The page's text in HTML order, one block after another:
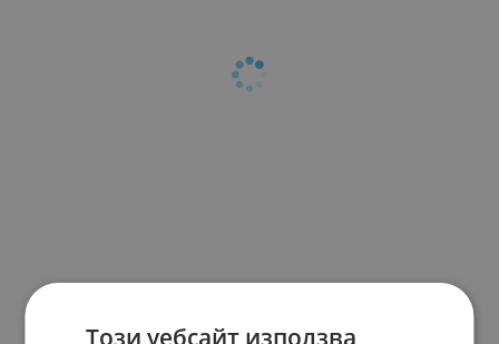
Този уебсайт използва